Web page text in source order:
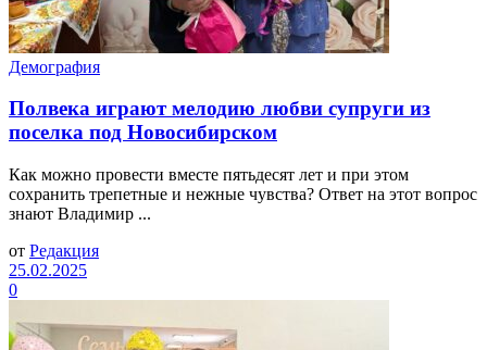
Демография
Полвека играют мелодию любви супруги из
поселка под Новосибирском
Как можно провести вместе пятьдесят лет и при этом
сохранить трепетные и нежные чувства? Ответ на этот вопрос
знают Владимир ...
от Редакция
25.02.2025
0